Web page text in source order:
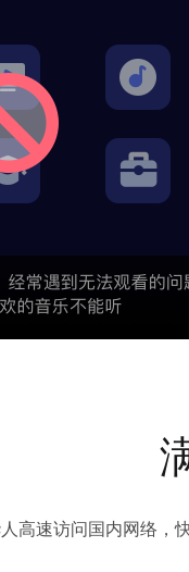
高速访问国内网络，